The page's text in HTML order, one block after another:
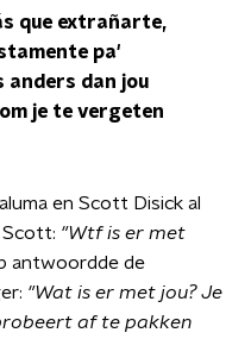
que extrañarte,
pa'
anders dan jou
je te vergeten
en Scott Disick al
"Wtf is er met
antwoordde de
"Wat is er met jou? Je
af te pakken